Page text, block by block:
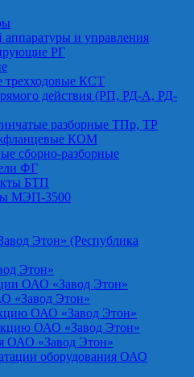
и управления
РГ
трехходовые КСТ
действия (РП, РД-А, РД-
разборные ТПр, ТР
КОМ
сборно-разборные
ФГ
БТП
МЭП-3500
Этон» (Республика
Этон»
ОАО «Завод Этон»
«Завод Этон»
ОАО «Завод Этон»
ОАО «Завод Этон»
ОАО «Завод Этон»
оборудования ОАО